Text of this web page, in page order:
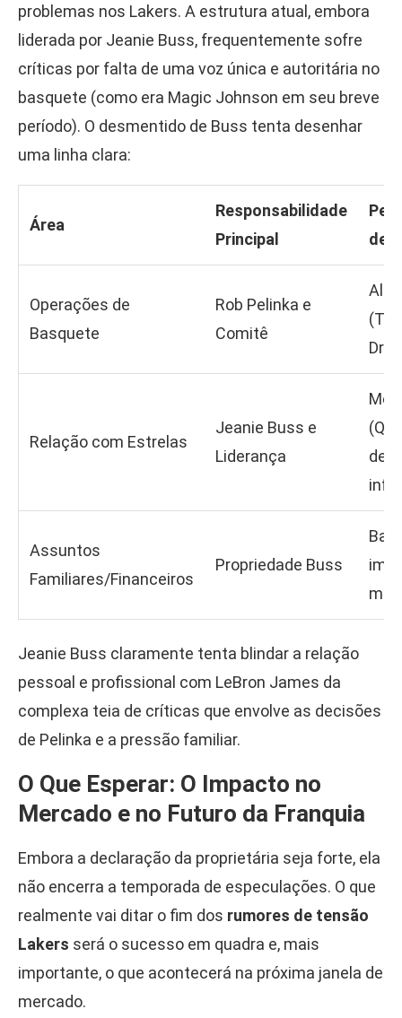
problemas nos Lakers. A estrutura atual, embora
liderada por Jeanie Buss, frequentemente sofre
críticas por falta de uma voz única e autoritária no
basquete (como era Magic Johnson em seu breve
período). O desmentido de Buss tenta desenhar
uma linha clara:
Área
Responsabilidade
Principal
de
Operações de
Basquete
Rob Pelinka e
Comitê
Alta
Relação com Estrelas
Jeanie Buss e
Liderança
de
Assuntos
Familiares/Financeiros
Propriedade Buss
Jeanie Buss claramente tenta blindar a relação
pessoal e profissional com LeBron James da
complexa teia de críticas que envolve as decisões
de Pelinka e a pressão familiar.
O Que Esperar: O Impacto no
Mercado e no Futuro da Franquia
Embora a declaração da proprietária seja forte, ela
não encerra a temporada de especulações. O que
realmente vai ditar o fim dos rumores de tensão
Lakers será o sucesso em quadra e, mais
importante, o que acontecerá na próxima janela de
mercado.